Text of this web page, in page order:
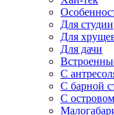
Для студии
Для
Для дачи
С
С барной
С островом